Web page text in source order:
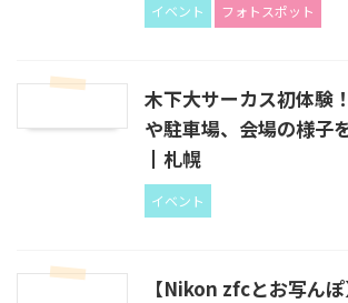
イベント フォトスポット
木下大サーカス初体験
や駐車場、会場の様子
┃札幌
イベント
【Nikon zfcとお写ん